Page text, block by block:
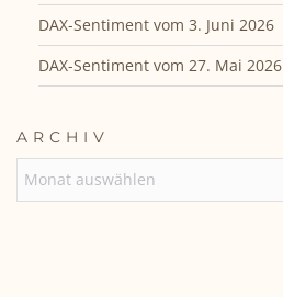
DAX-Sentiment vom 3. Juni 2026
DAX-Sentiment vom 27. Mai 2026
ARCHIV